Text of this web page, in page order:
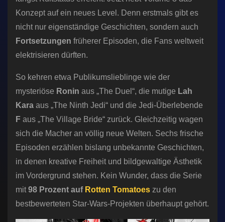
Konzept auf ein neues Level. Denn erstmals gibt es
nicht nur eigenständige Geschichten, sondern auch
Fortsetzungen früherer Episoden, die Fans weltweit
elektrisieren dürften.
So kehren etwa Publikumslieblinge wie der
mysteriöse Ronin aus „The Duel“, die mutige Lah
Kara aus „The Ninth Jedi“ und die Jedi-Überlebende
F aus „The Village Bride“ zurück. Gleichzeitig wagen
sich die Macher an völlig neue Welten. Sechs frische
Episoden erzählen bislang unbekannte Geschichten,
in denen kreative Freiheit und bildgewaltige Ästhetik
im Vordergrund stehen. Kein Wunder, dass die Serie
mit 98 Prozent auf Rotten Tomatoes zu den
bestbewerteten Star-Wars-Projekten überhaupt gehört.